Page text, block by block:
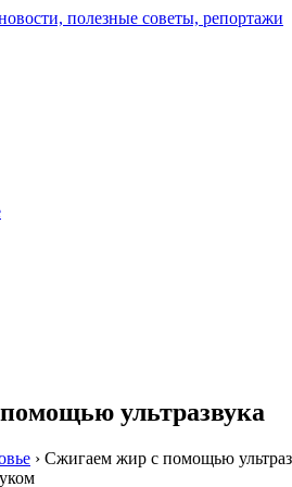
ультразвука
› Сжигаем жир с помощью